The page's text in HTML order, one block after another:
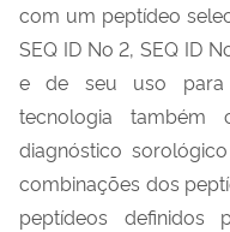
com um peptídeo
SEQ ID No 2, SEQ ID
e de seu uso para
tecnologia também
diagnóstico
combinações dos
peptídeos